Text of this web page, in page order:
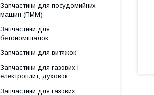
Запчастини для посудомийних
машин (ПММ)
Запчастини для
бетономішалок
Запчастини для витяжок
Запчастини для газових і
електроплит, духовок
Запчастини для газових